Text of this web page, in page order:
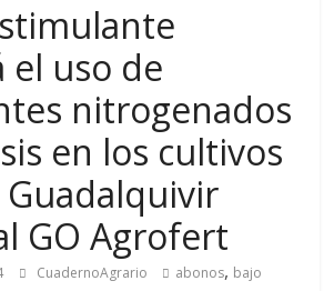
el uso de
nitrogenados
en los cultivos
Guadalquivir
GO Agrofert
CuadernoAgrario abonos, bajo